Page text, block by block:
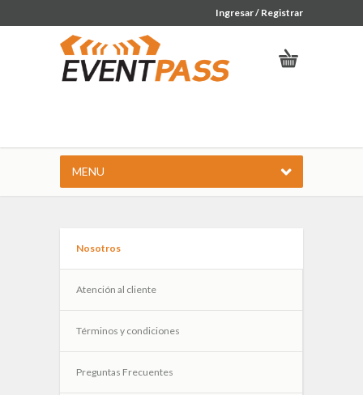
Ingresar / Registrar
MENU
Nosotros
Atención al cliente
Términos y condiciones
Preguntas Frecuentes